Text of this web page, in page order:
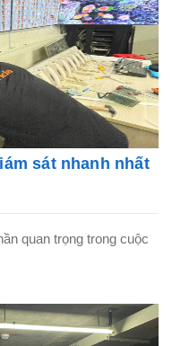
sát nhanh nhất
quan trọng trong cuộc